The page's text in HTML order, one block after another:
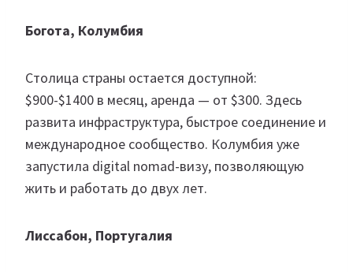
Богота, Колумбия
Столица страны остается доступной:
$900-$1400 в месяц, аренда — от $300. Здесь
развита инфраструктура, быстрое соединение и
международное сообщество. Колумбия уже
запустила digital nomad-визу, позволяющую
жить и работать до двух лет.
Лиссабон, Португалия